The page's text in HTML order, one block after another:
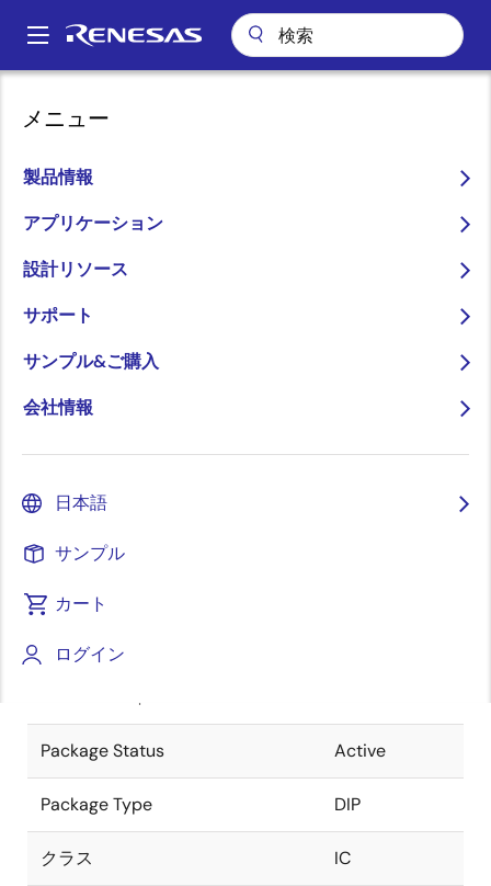
ン
Main
メニュー
製品情報
アプリケーション
設計リソース
サポート
サンプル&ご購入
会社情報
日本語
サンプル
カート
ログイン
パ
ン
く
ず
Name used to describe Renesas
A
Package code maintained as part of
JEITA Standard
The JEITA standard to which the
Package Status Active
Package Type DIP
クラス IC